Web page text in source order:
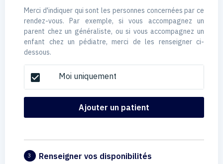
Merci d'indiquer qui sont les personnes concernées par ce
rendez-vous. Par exemple, si vous accompagnez un
parent chez un généraliste, ou si vous accompagnez un
enfant chez un pédiatre, merci de les renseigner ci-
dessous.
check_box Moi uniquement
Ajouter un patient
3 Renseigner vos disponibilités